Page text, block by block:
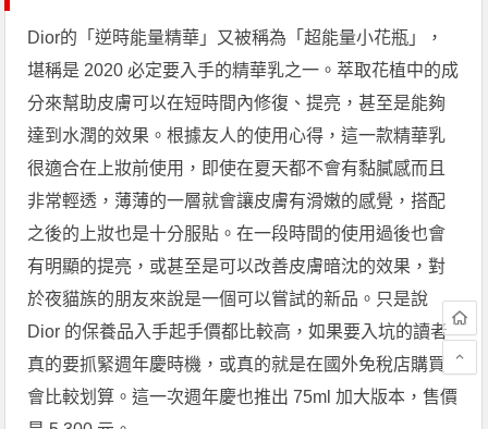
Dior的「逆時能量精華」又被稱為「超能量小花瓶」，
堪稱是 2020 必定要入手的精華乳之一。萃取花植中的成
分來幫助皮膚可以在短時間內修復、提亮，甚至是能夠
達到水潤的效果。根據友人的使用心得，這一款精華乳
很適合在上妝前使用，即使在夏天都不會有黏膩感而且
非常輕透，薄薄的一層就會讓皮膚有滑嫩的感覺，搭配
之後的上妝也是十分服貼。在一段時間的使用過後也會
有明顯的提亮，或甚至是可以改善皮膚暗沈的效果，對
於夜貓族的朋友來說是一個可以嘗試的新品。只是說
Dior 的保養品入手起手價都比較高，如果要入坑的讀者
真的要抓緊週年慶時機，或真的就是在國外免稅店購買
會比較划算。這一次週年慶也推出 75ml 加大版本，售價